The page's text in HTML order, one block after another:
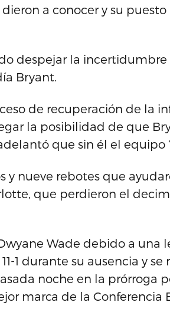
a conocer y su
despejar la incertidumbre
Bryant.
de recuperación de la
la posibilidad de que
que sin él el equipo
y nueve rebotes que
que perdieron el
Wade debido a una
1 durante su ausencia y se
noche en la prórroga
marca de la Conferencia